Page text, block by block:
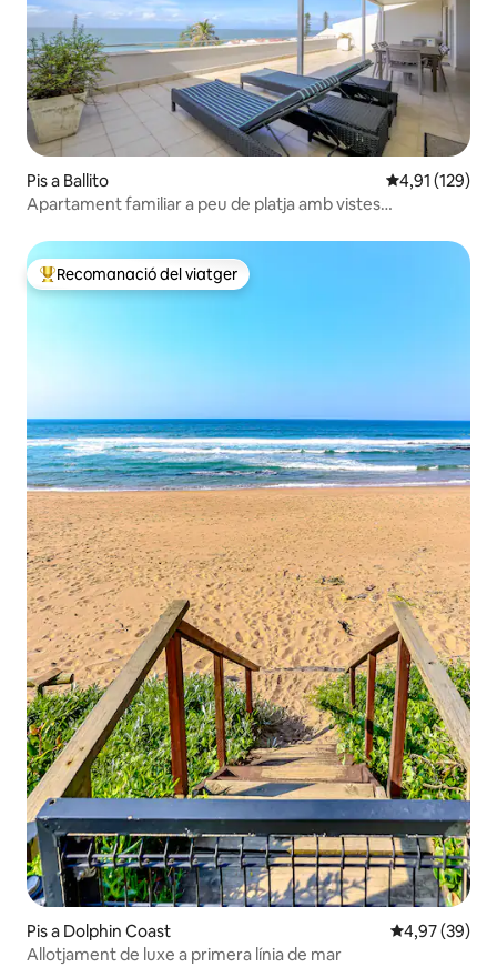
Pis a Ballito 4,91 de
4,91 (129)
Apartament familiar a peu de platja amb vistes
Principals recomanacions dels viatgers
Recomanació del viatger
Pis a Dolphin Coast 4,97 de
4,97 (39)
Allotjament de luxe a primera línia de mar